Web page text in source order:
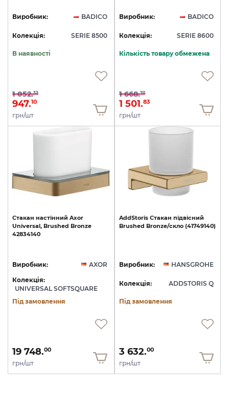
Виробник: BADICO
Колекція: SERIE 8500
В наявності
1 052.33
947.10
грн/шт
Виробник: BADICO
Колекція: SERIE 8600
Кількість товару обмежена
1 668.70
1 501.83
грн/шт
Стакан настінний Axor
Universal, Brushed Bronze
42834140
Виробник:
AXOR
Колекція:
UNIVERSAL SOFTSQUARE
Під замовлення
19 748.00
грн/шт
AddStoris Стакан підвісний
Brushed Bronze/скло (41749140)
Виробник: HANSGROHE
Колекція: ADDSTORIS Q
Під замовлення
3 632.00
грн/шт